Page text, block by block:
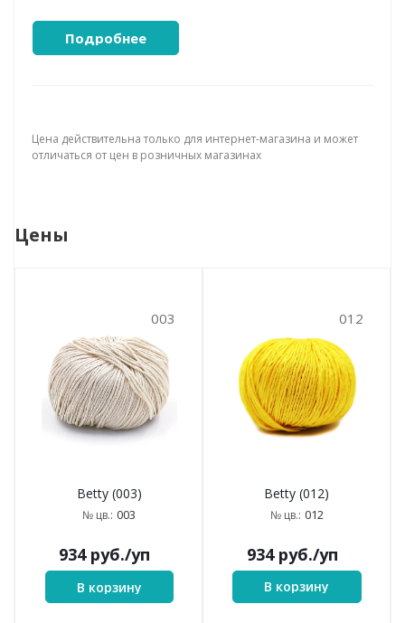
Подробнее
Цена действительна только для интернет-магазина и может
отличаться от цен в розничных магазинах
Цены
003
Betty (003)
№ цв.: 003
934руб./уп
В корзину
012
Betty (012)
№ цв.: 012
934руб./уп
В корзину